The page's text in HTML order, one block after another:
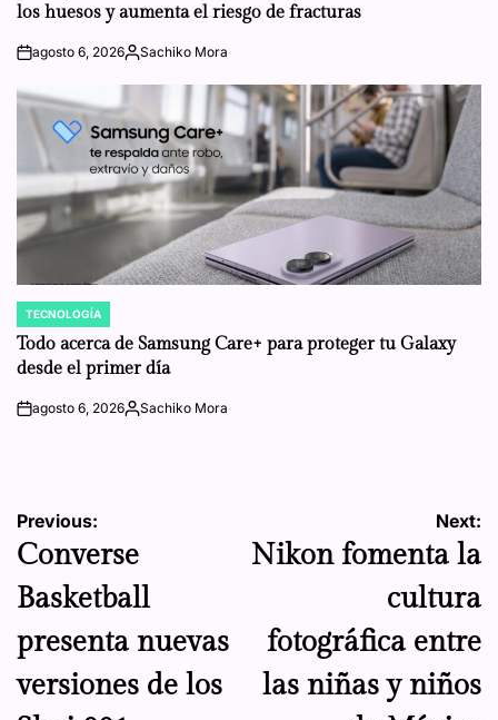
los huesos y aumenta el riesgo de fracturas
onagosto 6, 2026Posted
Sachiko Mora
POSTED
IN
TECNOLOGÍA
Todo acerca de Samsung Care+ para proteger tu Galaxy
desde el primer día
onagosto 6, 2026Posted
Sachiko Mora
Navegación
de
entradas
Previous:
Converse
Basketball
presenta nuevas
versiones de los
Next:
Nikon fomenta la
cultura
fotográfica entre
las niñas y niños